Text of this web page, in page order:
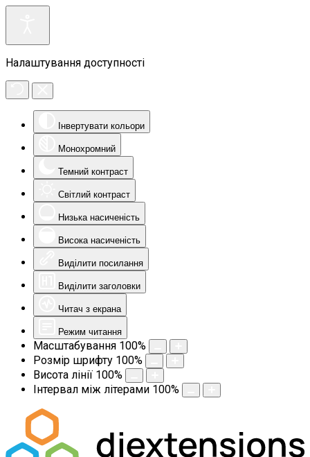
Налаштування доступності
Інвертувати кольори
Монохромний
Темний контраст
Світлий контраст
Низька насиченість
Висока насиченість
Виділити посилання
Виділити заголовки
Читач з екрана
Режим читання
Масштабування 100%
Розмір шрифту 100%
Висота лінії 100%
Інтервал між літерами 100%